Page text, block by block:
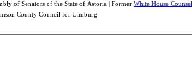
of Senators of the State of Astoria | Former White House Counsel
County Council for Ulmburg